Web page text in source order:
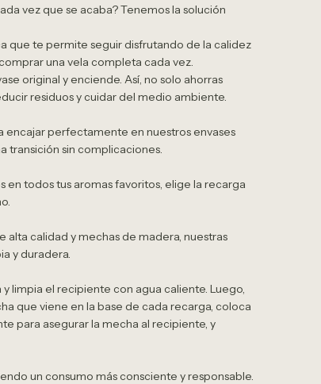
vez que se acaba? Tenemos la solución
que te permite seguir disfrutando de la calidez
una vela completa cada vez.
original y enciende. Así, no solo ahorras
residuos y cuidar del medio ambiente.
encajar perfectamente en nuestros envases
transición sin complicaciones.
en todos tus aromas favoritos, elige la recarga
alta calidad y mechas de madera, nuestras
y duradera.
y limpia el recipiente con agua caliente. Luego,
que viene en la base de cada recarga, coloca
para asegurar la mecha al recipiente, y
un consumo más consciente y responsable.